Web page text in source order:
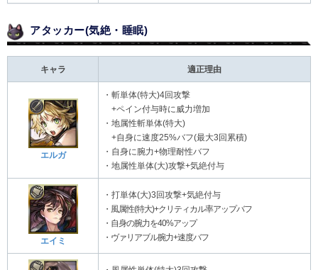
アタッカー(気絶・睡眠)
キャラ 適正理由
エルガ
・斬単体(特大)4回攻撃
+ペイン付与時に威力増加
・地属性斬単体(特大)
+自身に速度25%バフ(最大3回累積)
・自身に腕力+物理耐性バフ
・地属性単体(大)攻撃+気絶付与
エイミ
・打単体(大)3回攻撃+気絶付与
・風属性(特大)+クリティカル率アップバフ
・自身の腕力を40%アップ
・ヴァリアブル腕力+速度バフ